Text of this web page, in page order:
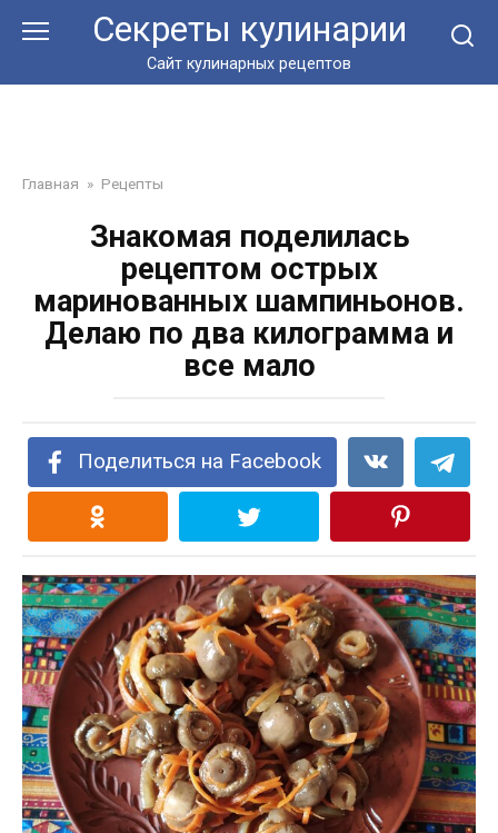
Секреты кулинарии
Сайт кулинарных рецептов
Главная » Рецепты
Знакомая поделилась
рецептом острых
маринованных шампиньонов.
Делаю по два килограмма и
все мало
Поделиться на Facebook